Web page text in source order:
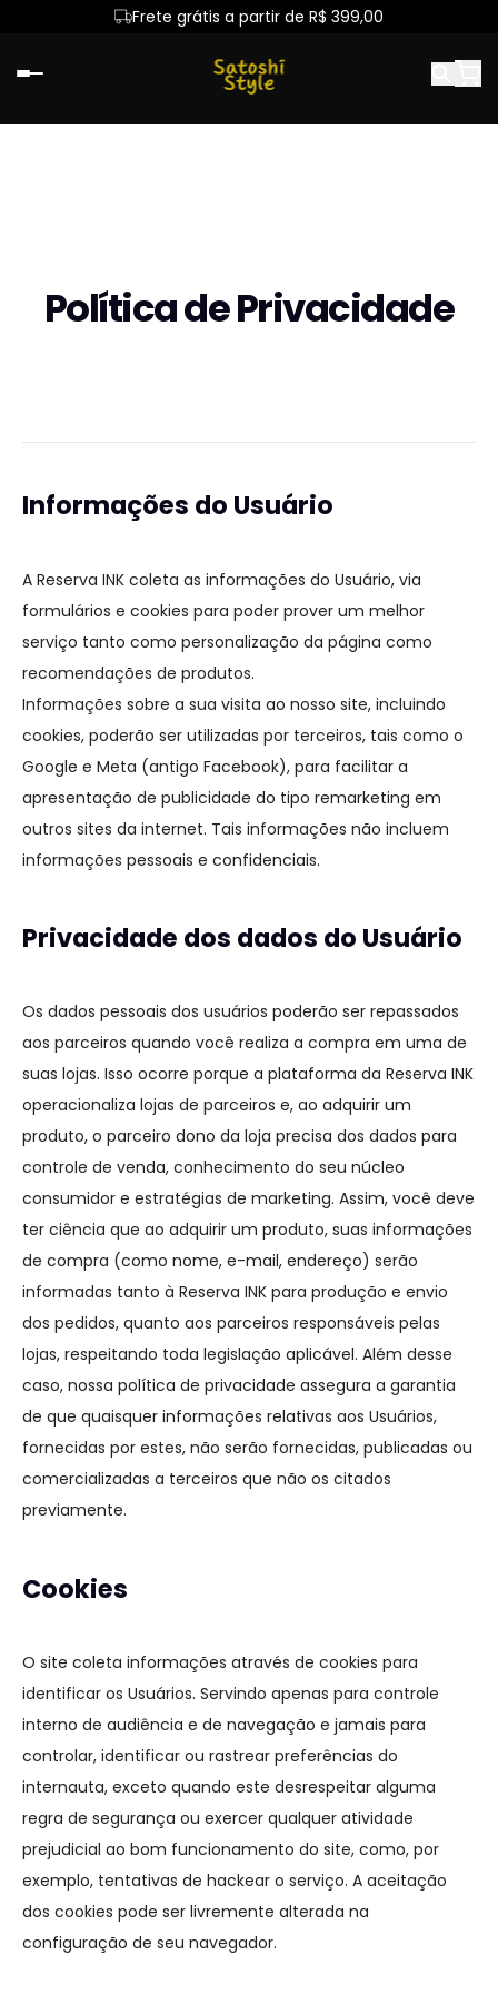
Frete grátis a partir de R$ 399,00
Política de Privacidade
Informações do Usuário
A Reserva INK coleta as informações do Usuário, via
formulários e cookies para poder prover um melhor
serviço tanto como personalização da página como
recomendações de produtos.
Informações sobre a sua visita ao nosso site, incluindo
cookies, poderão ser utilizadas por terceiros, tais como o
Google e Meta (antigo Facebook), para facilitar a
apresentação de publicidade do tipo remarketing em
outros sites da internet. Tais informações não incluem
informações pessoais e confidenciais.
Privacidade dos dados do Usuário
Os dados pessoais dos usuários poderão ser repassados
aos parceiros quando você realiza a compra em uma de
suas lojas. Isso ocorre porque a plataforma da Reserva INK
operacionaliza lojas de parceiros e, ao adquirir um
produto, o parceiro dono da loja precisa dos dados para
controle de venda, conhecimento do seu núcleo
consumidor e estratégias de marketing. Assim, você deve
ter ciência que ao adquirir um produto, suas informações
de compra (como nome, e-mail, endereço) serão
informadas tanto à Reserva INK para produção e envio
dos pedidos, quanto aos parceiros responsáveis pelas
lojas, respeitando toda legislação aplicável. Além desse
caso, nossa política de privacidade assegura a garantia
de que quaisquer informações relativas aos Usuários,
fornecidas por estes, não serão fornecidas, publicadas ou
comercializadas a terceiros que não os citados
previamente.
Cookies
O site coleta informações através de cookies para
identificar os Usuários. Servindo apenas para controle
interno de audiência e de navegação e jamais para
controlar, identificar ou rastrear preferências do
internauta, exceto quando este desrespeitar alguma
regra de segurança ou exercer qualquer atividade
prejudicial ao bom funcionamento do site, como, por
exemplo, tentativas de hackear o serviço. A aceitação
dos cookies pode ser livremente alterada na
configuração de seu navegador.